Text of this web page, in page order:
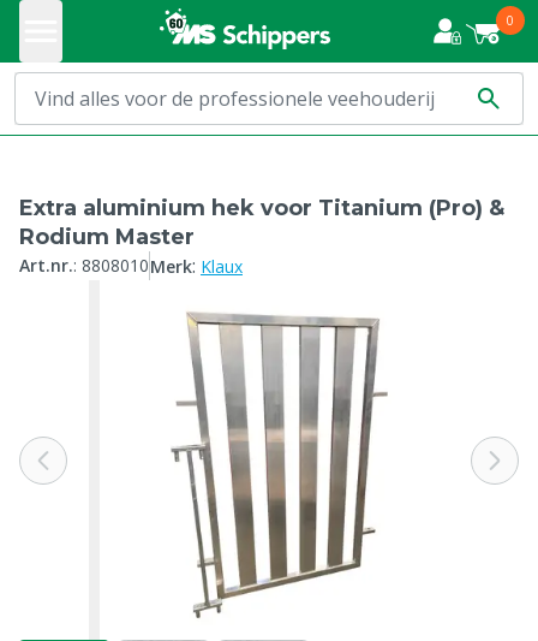
0
Extra aluminium hek voor Titanium (Pro) &
Rodium Master
Art.nr.: 8808010Merk: Klaux